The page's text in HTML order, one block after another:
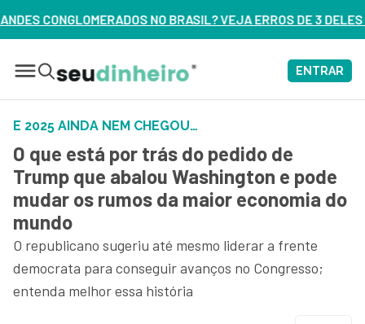
VEJA ERROS DE 3 DELES – ASSISTA AGORA
ENTRAR
E 2025 AINDA NEM CHEGOU…
O que está por trás do pedido de
Trump que abalou Washington e pode
mudar os rumos da maior economia do
mundo
O republicano sugeriu até mesmo liderar a frente
democrata para conseguir avanços no Congresso;
entenda melhor essa história